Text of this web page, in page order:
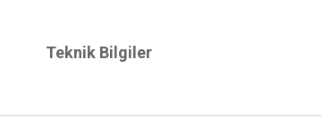
Teknik Bilgiler